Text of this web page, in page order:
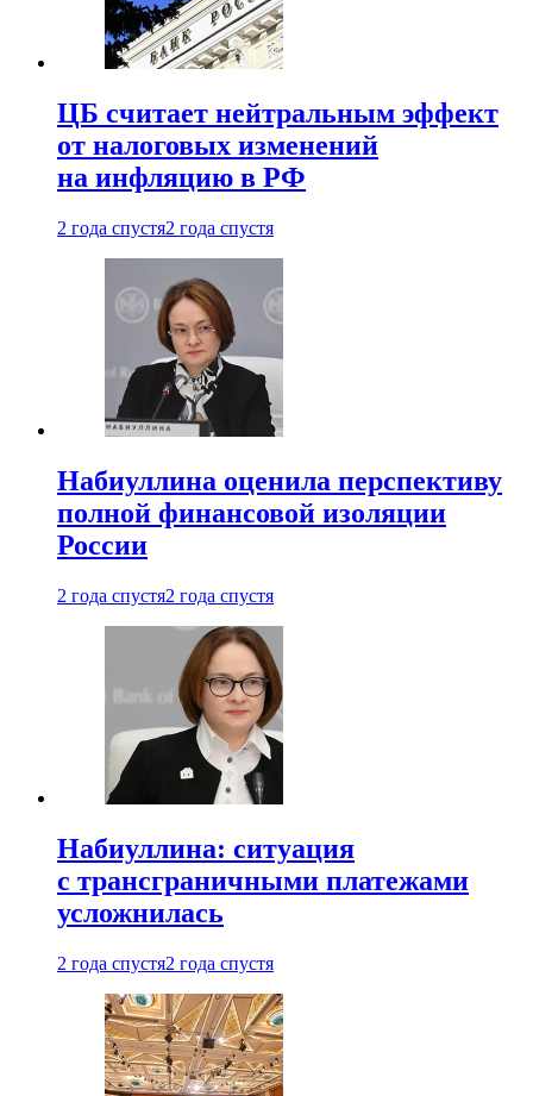
ЦБ считает нейтральным эффект
от налоговых изменений
на инфляцию в РФ
2 года спустя2 года спустя
Набиуллина оценила перспективу
полной финансовой изоляции
России
2 года спустя2 года спустя
Набиуллина: ситуация
с трансграничными платежами
усложнилась
2 года спустя2 года спустя